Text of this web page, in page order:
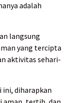
adalah
langsung
yang tercipta
aktivitas sehari-
diharapkan